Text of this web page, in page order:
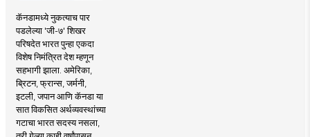
कॅनडामध्ये नुकत्याच पार
पडलेल्या 'जी-७' शिखर
परिषदेत भारत पुन्हा एकदा
विशेष निमंत्रित देश म्हणून
सहभागी झाला. अमेरिका,
ब्रिटन, फ्रान्स, जर्मनी,
इटली, जपान आणि कॅनडा या
सात विकसित अर्थव्यवस्थांच्या
गटाचा भारत सदस्य नसला,